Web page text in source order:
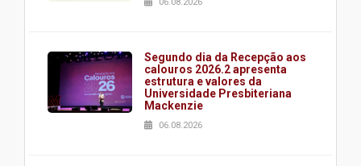
Segundo dia da Recepção aos
calouros 2026.2 apresenta
estrutura e valores da
Universidade Presbiteriana
Mackenzie
06.08.2026